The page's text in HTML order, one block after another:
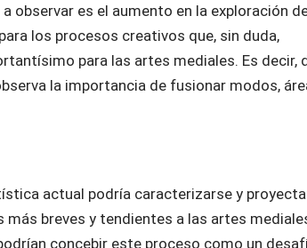
observar es el aumento en la exploración
los procesos creativos que, sin duda,
para las artes mediales. Es decir,
la importancia de fusionar modos,
actual podría caracterizarse y
breves y tendientes a las artes
concebir este proceso como un